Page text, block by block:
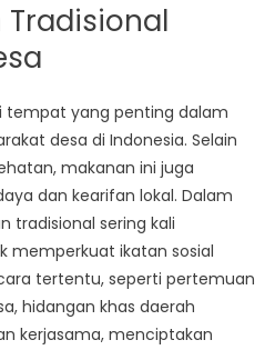
Tradisional
tempat yang penting dalam
desa di Indonesia. Selain
makanan ini juga
dan kearifan lokal. Dalam
tradisional sering kali
memperkuat ikatan sosial
tertentu, seperti pertemuan
hidangan khas daerah
kerjasama, menciptakan